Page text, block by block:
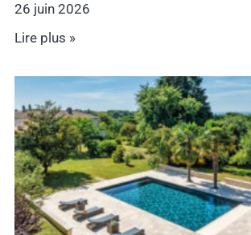
26 juin 2026
Lire plus »